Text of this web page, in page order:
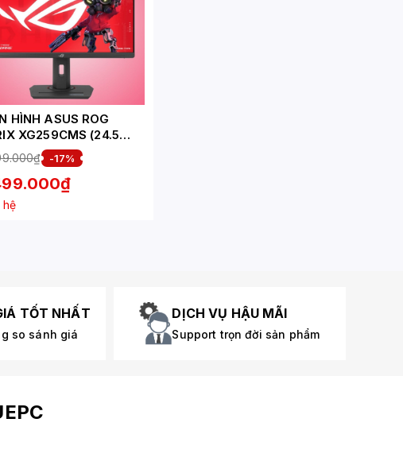
HÌNH ASUS ROG
XG259CMS (24.5
FHD/FAST
1MS/USB-C)
-17%
hệ
TỐT NHẤT
so sánh giá
DỊCH VỤ HẬU MÃI
Support trọn đời sản phẩm